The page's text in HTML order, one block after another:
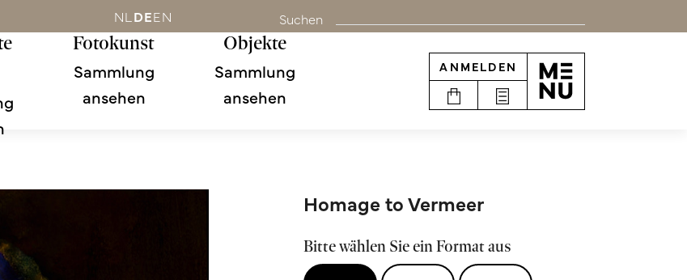
NL DEEN Suchen
Fotokunst
Sammlung
ansehen
Objekte
Sammlung
ansehen
ANMELDEN
Homage to Vermeer
Bitte wählen Sie ein Format aus